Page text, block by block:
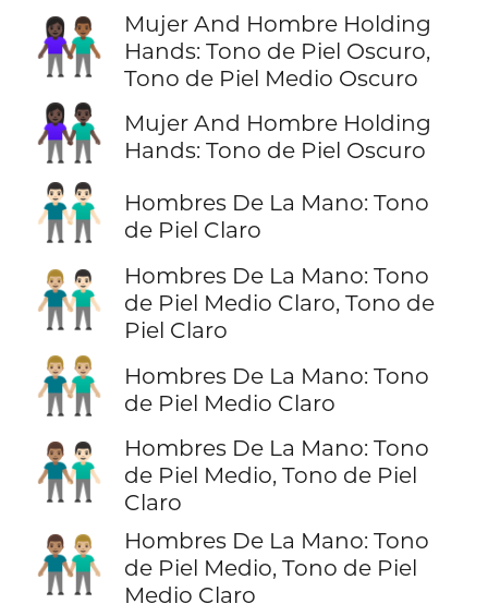
👩🏿‍🤝‍👨🏾
Mujer And Hombre Holding
Hands: Tono de Piel Oscuro,
Tono de Piel Medio Oscuro
👫🏿
Mujer And Hombre Holding
Hands: Tono de Piel Oscuro
👬🏻
Hombres De La Mano: Tono
de Piel Claro
👨🏼‍🤝‍👨🏻
Hombres De La Mano: Tono
de Piel Medio Claro, Tono de
Piel Claro
👬🏼
Hombres De La Mano: Tono
de Piel Medio Claro
👨🏽‍🤝‍👨🏻
Hombres De La Mano: Tono
de Piel Medio, Tono de Piel
Claro
👨🏽‍🤝‍👨🏼
Hombres De La Mano: Tono
de Piel Medio, Tono de Piel
Medio Claro